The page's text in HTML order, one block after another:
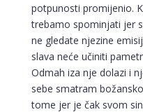
potpunosti promijenio.
trebamo spominjati jer
ne gledate njezine
slava neće učiniti
Odmah iza nje dolazi i
sebe smatram
tome jer je čak svom